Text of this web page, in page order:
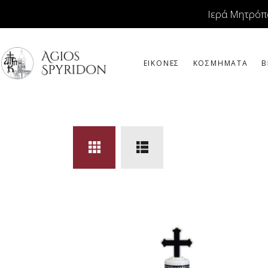
Ιερά
ΕΙΚΟΝΕΣ ΚΟΣΜΗΜΑΤΑ